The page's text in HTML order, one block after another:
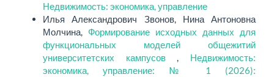
Недвижимость: экономика, управление
Илья Александрович Звонов, Нина Антоновна
Молчина, Формирование исходных данных для
функциональных моделей общежитий
университетских кампусов, Недвижимость:
экономика, управление: № 1 (2026):